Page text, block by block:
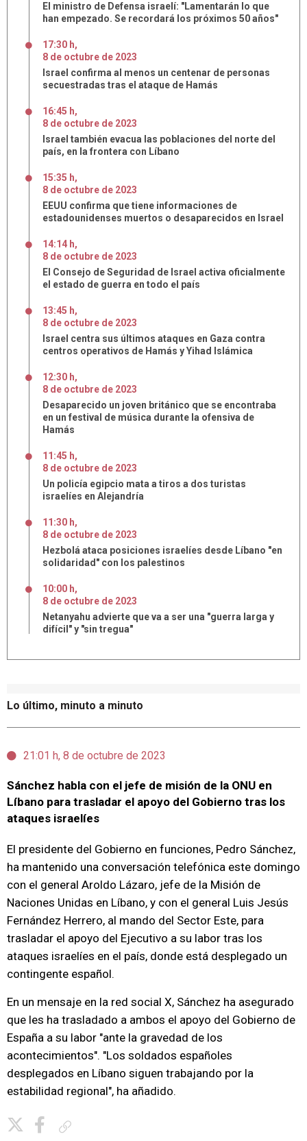
Lo último, minuto a minuto
21:01 h, 8 de octubre de 2023
Sánchez habla con el jefe de misión de la ONU en
Líbano para trasladar el apoyo del Gobierno tras los
ataques israelíes
El presidente del Gobierno en funciones, Pedro Sánchez,
ha mantenido una conversación telefónica este domingo
con el general Aroldo Lázaro, jefe de la Misión de
Naciones Unidas en Líbano, y con el general Luis Jesús
Fernández Herrero, al mando del Sector Este, para
trasladar el apoyo del Ejecutivo a su labor tras los
ataques israelíes en el país, donde está desplegado un
contingente español.
En un mensaje en la red social X, Sánchez ha asegurado
que les ha trasladado a ambos el apoyo del Gobierno de
España a su labor "ante la gravedad de los
acontecimientos". "Los soldados españoles
desplegados en Líbano siguen trabajando por la
estabilidad regional", ha añadido.
El ministro de Defensa israelí: "Lamentarán lo que
han empezado. Se recordará los próximos 50 años"
17:30 h,
8 de octubre de 2023
Israel confirma al menos un centenar de personas
secuestradas tras el ataque de Hamás
16:45 h,
8 de octubre de 2023
Israel también evacua las poblaciones del norte del
país, en la frontera con Líbano
15:35 h,
8 de octubre de 2023
EEUU confirma que tiene informaciones de
estadounidenses muertos o desaparecidos en Israel
14:14 h,
8 de octubre de 2023
El Consejo de Seguridad de Israel activa oficialmente
el estado de guerra en todo el país
13:45 h,
8 de octubre de 2023
Israel centra sus últimos ataques en Gaza contra
centros operativos de Hamás y Yihad Islámica
12:30 h,
8 de octubre de 2023
Desaparecido un joven británico que se encontraba
en un festival de música durante la ofensiva de
Hamás
11:45 h,
8 de octubre de 2023
Un policía egipcio mata a tiros a dos turistas
israelíes en Alejandría
11:30 h,
8 de octubre de 2023
Hezbolá ataca posiciones israelíes desde Líbano "en
solidaridad" con los palestinos
10:00 h,
8 de octubre de 2023
Netanyahu advierte que va a ser una "guerra larga y
difícil" y "sin tregua"